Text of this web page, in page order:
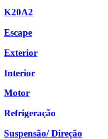
K20A2
Escape
Exterior
Interior
Motor
Refrigeração
Suspensão/ Direção